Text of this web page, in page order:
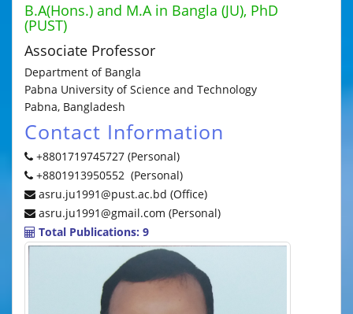
B.A(Hons.) and M.A in Bangla (JU), PhD
(PUST)
Associate Professor
Department of Bangla
Pabna University of Science and Technology
Pabna, Bangladesh
Contact Information
+8801719745727 (Personal)
+8801913950552 (Personal)
asru.ju1991@pust.ac.bd (Office)
asru.ju1991@gmail.com (Personal)
Total Publications: 9